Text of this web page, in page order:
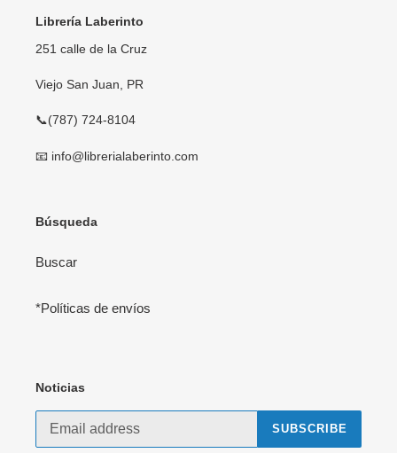
Librería Laberinto
251 calle de la Cruz
Viejo San Juan, PR
📞(787) 724-8104
📧 info@librerialaberinto.com
Búsqueda
Buscar
*Políticas de envíos
Noticias
SUBSCRIBE